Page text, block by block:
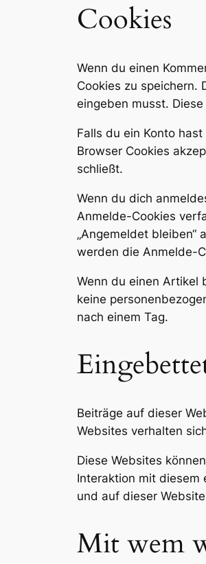
Cookies
Wenn du einen
Cookies zu speichern.
eingeben musst.
Falls du ein Konto
Browser Cookies
schließt.
Wenn du dich
Anmelde-Cookies
„Angemeldet
werden die Anmelde-
Wenn du einen Artikel
keine
nach einem Tag.
Beiträge auf dieser
Websites verhalten
Diese Websites
Interaktion mit diesem
und auf dieser
Mit wem